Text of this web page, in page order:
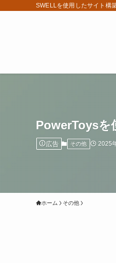
SWELLを使用したサイト構
PowerToysを
広告 その他 2025
ホーム その他